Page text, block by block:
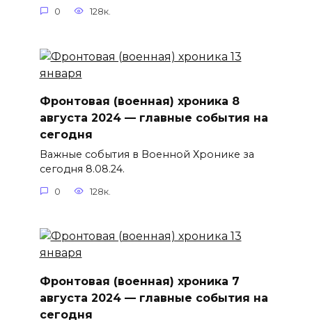
0 128к.
Фронтовая (военная) хроника 8
августа 2024 — главные события на
сегодня
Важные события в Военной Хронике за
сегодня 8.08.24.
0 128к.
Фронтовая (военная) хроника 7
августа 2024 — главные события на
сегодня